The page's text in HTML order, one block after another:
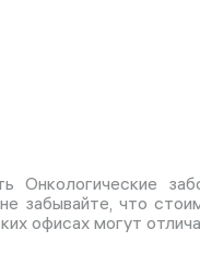
Онкологические
забывайте, что
офисах могут